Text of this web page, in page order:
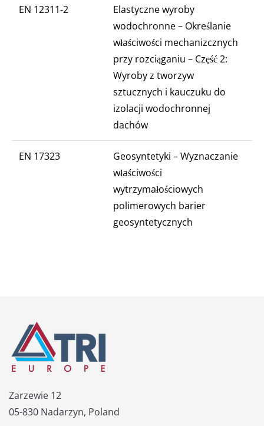
EN 12311-2
Elastyczne wyroby
wodochronne – Określanie
właściwości mechanizcznych
przy rozciąganiu – Część 2:
Wyroby z tworzyw
sztucznych i kauczuku do
izolacji wodochronnej
dachów
EN 17323
Geosyntetyki – Wyznaczanie
właściwości
wytrzymałościowych
polimerowych barier
geosyntetycznych
Zarzewie 12
05-830 Nadarzyn, Poland